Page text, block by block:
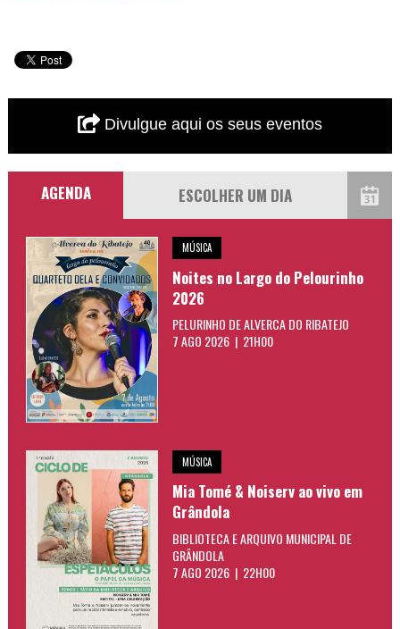
Divulgue aqui os seus eventos
AGENDA
MÚSICA
Noites no Largo do Pelourinho
2026
PELURINHO DE ALVERCA DO RIBATEJO
7 AGO 2026 | 21H00
MÚSICA
Mia Tomé & Noiserv ao vivo em
Grândola
BIBLIOTECA E ARQUIVO MUNICIPAL DE
GRÂNDOLA
7 AGO 2026 | 22H00